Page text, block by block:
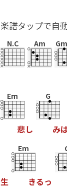
楽譜タップで自
N.C Am
Em
悲し
G
み
生
Em
きるっ